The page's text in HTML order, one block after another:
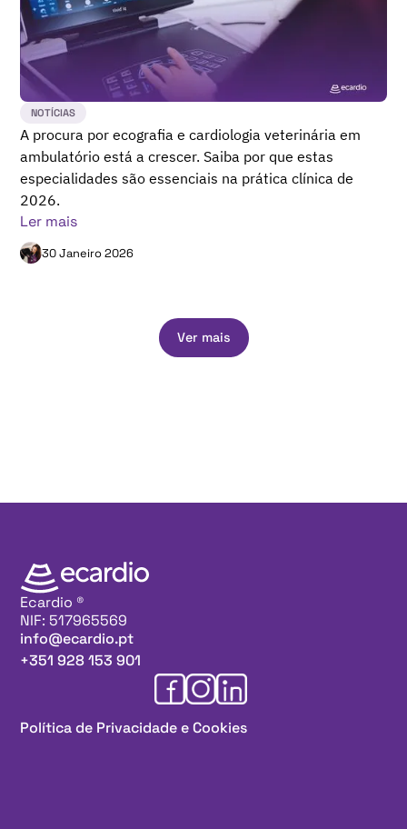
NOTÍCIAS
A procura por ecografia e cardiologia veterinária em
ambulatório está a crescer. Saiba por que estas
especialidades são essenciais na prática clínica de
2026.
Ler mais
30 Janeiro 2026
Ver mais
Ecardio ®
NIF: 517965569
info@ecardio.pt
+351 928 153 901
Política de Privacidade e Cookies